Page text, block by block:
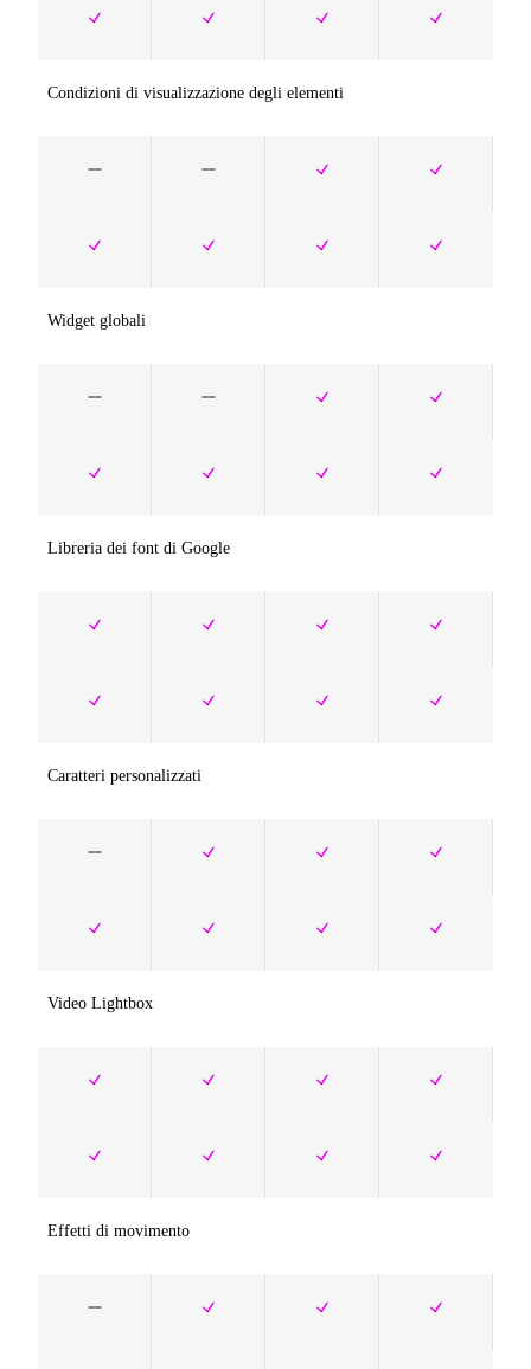
Condizioni di visualizzazione degli elementi
Widget globali
Libreria dei font di Google
Caratteri personalizzati
Video Lightbox
Effetti di movimento